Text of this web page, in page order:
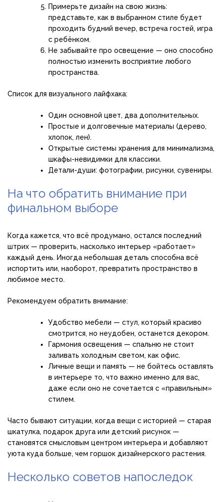
Примерьте дизайн на свою жизнь:
представьте, как в выбранном стиле будет
проходить будний вечер, встреча гостей, игра
с ребёнком.
Не забывайте про освещение — оно способно
полностью изменить восприятие любого
пространства.
Список для визуального лайфхака:
Один основной цвет, два дополнительных.
Простые и долговечные материалы (дерево,
хлопок, лен).
Открытые системы хранения для минимализма,
шкафы-невидимки для классики.
Детали-души: фотографии, рисунки, сувениры.
На что обратить внимание при
финальном выборе
Когда кажется, что всё продумано, остался последний
штрих — проверить, насколько интерьер «работает»
каждый день. Иногда небольшая деталь способна всё
испортить или, наоборот, превратить пространство в
любимое место.
Рекомендуем обратить внимание:
Удобство мебели — стул, который красиво
смотрится, но неудобен, останется декором.
Гармония освещения — спальню не стоит
заливать холодным светом, как офис.
Личные вещи и память — не бойтесь оставлять
в интерьере то, что важно именно для вас,
даже если оно не сочетается с «правильным»
стилем.
Часто бывают ситуации, когда вещи с историей — старая
шкатулка, подарок друга или детский рисунок —
становятся смысловым центром интерьера и добавляют
уюта куда больше, чем горшок дизайнерского растения.
Несколько советов напоследок